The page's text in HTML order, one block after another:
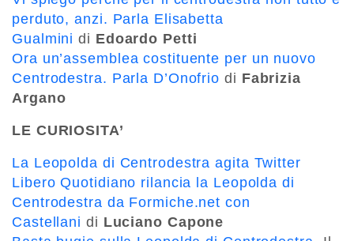
perduto, anzi. Parla Elisabetta
Gualmini di Edoardo Petti
Ora un’assemblea costituente per un nuovo
Centrodestra. Parla D’Onofrio di Fabrizia
Argano
LE CURIOSITA’
La Leopolda di Centrodestra agita Twitter
Libero Quotidiano rilancia la Leopolda di
Centrodestra da Formiche.net con
Castellani di Luciano Capone